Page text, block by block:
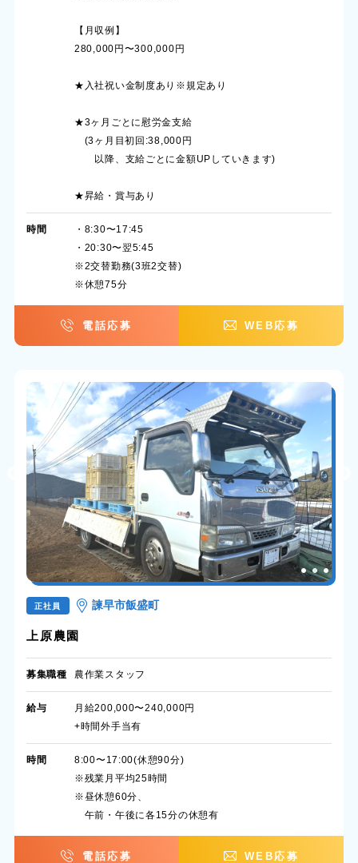
【月収例】
280,000円〜300,000円
★入社祝い金制度あり※規定あり
★3ヶ月ごとに慰労金支給
(3ヶ月目初回:38,000円
以降、支給ごとに金額UPしていきます)
★昇給・賞与あり
時間
・8:30〜17:45
・20:30〜翌5:45
※2交替勤務(3班2交替)
※休憩75分
電話応募 WEB応募
正社員 諫早市飯盛町
上原農園
募集職種 農作業スタッフ
給与
月給200,000〜240,000円
+時間外手当有
時間
8:00〜17:00(休憩90分)
※残業月平均25時間
※昼休憩60分、
午前・午後に各15分の休憩有
電話応募 WEB応募